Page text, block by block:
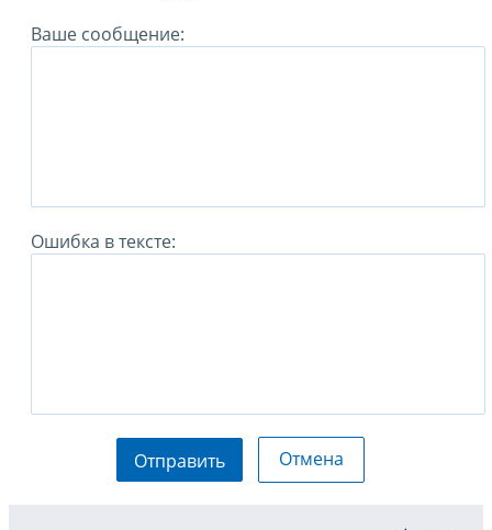
Ваше сообщение:
Ошибка в тексте:
Отправить Отмена